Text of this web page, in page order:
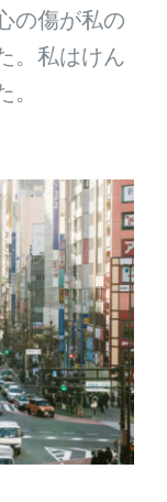
の傷が私の
。私はけん